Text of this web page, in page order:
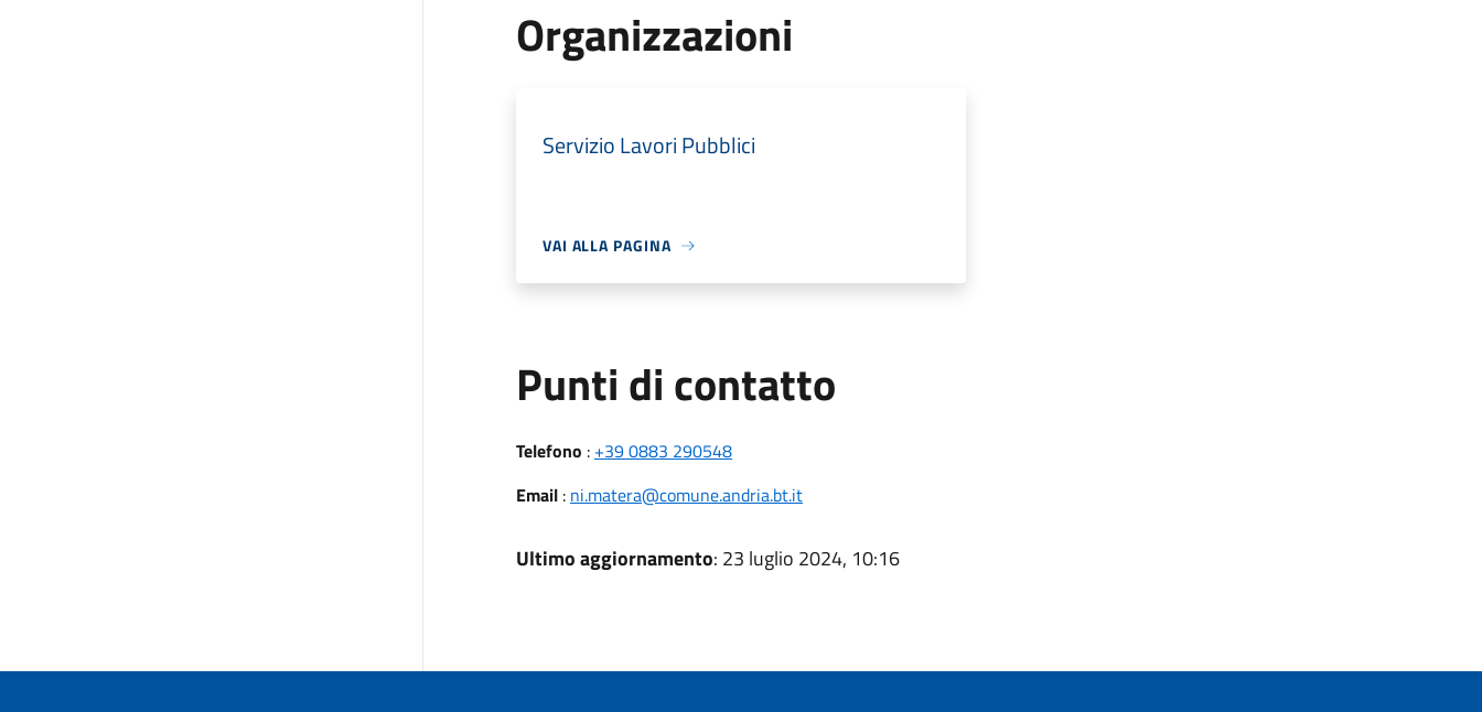
Organizzazioni
Servizio Lavori Pubblici
VAI ALLA PAGINA
Punti di contatto
Telefono : +39 0883 290548
Email: ni.matera@comune.andria.bt.it
Ultimo aggiornamento: 23 luglio 2024, 10:16